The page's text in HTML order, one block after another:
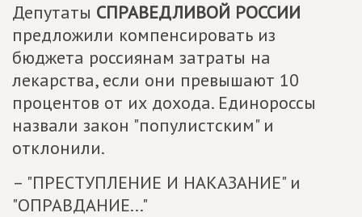
Депутаты СПРАВЕДЛИВОЙ РОССИИ
предложили компенсировать из
бюджета россиянам затраты на
лекарства, если они превышают 10
процентов от их дохода. Единороссы
назвали закон "популистским" и
отклонили.
– "ПРЕСТУПЛЕНИЕ И НАКАЗАНИЕ" и
"ОПРАВДАНИЕ..."